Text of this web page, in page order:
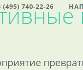
(495) 740-22-26